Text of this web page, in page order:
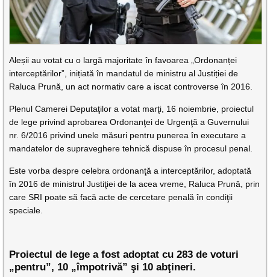
Aleșii au votat cu o largă majoritate în favoarea „Ordonanței
interceptărilor”, inițiată în mandatul de ministru al Justiției de
Raluca Prună, un act normativ care a iscat controverse în 2016.
Plenul Camerei Deputaţilor a votat marţi, 16 noiembrie, proiectul
de lege privind aprobarea Ordonanţei de Urgenţă a Guvernului
nr. 6/2016 privind unele măsuri pentru punerea în executare a
mandatelor de supraveghere tehnică dispuse în procesul penal.
Este vorba despre celebra ordonanţă a interceptărilor, adoptată
în 2016 de ministrul Justiţiei de la acea vreme, Raluca Prună, prin
care SRI poate să facă acte de cercetare penală în condiţii
speciale.
Proiectul de lege a fost adoptat cu 283 de voturi
„pentru”, 10 „împotrivă” şi 10 abţineri.